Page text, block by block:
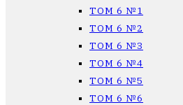
ТОМ 6 №1
ТОМ 6 №2
ТОМ 6 №3
ТОМ 6 №4
ТОМ 6 №5
ТОМ 6 №6